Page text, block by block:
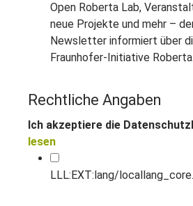
Open Roberta Lab,
neue Projekte und mehr –
Newsletter informiert über
Fraunhofer-Initiative Roberta.
Rechtliche Angaben
Ich akzeptiere die
lesen
LLL:EXT:lang/